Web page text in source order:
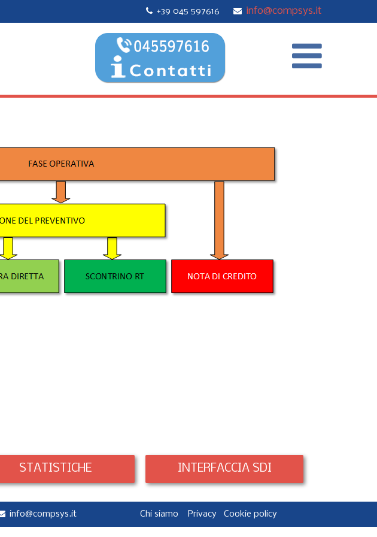
+39 045 597616 info@compsys.it
STATISTICHE INTERFACCIA SDI
info@compsys.it Chi siamo Privacy Cookie policy